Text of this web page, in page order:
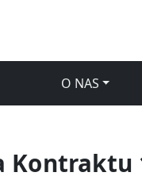
O NAS
Kontraktu